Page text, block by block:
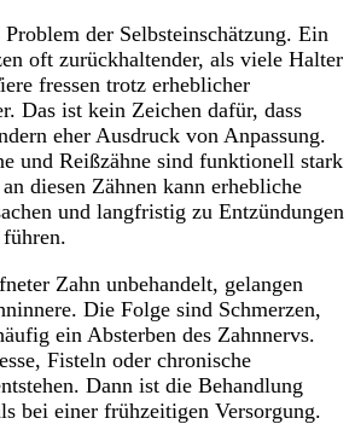
der Selbsteinschätzung. Ein
oft zurückhaltender, als viele Halter
fressen trotz erheblicher
Das ist kein Zeichen dafür, dass
eher Ausdruck von Anpassung.
und Reißzähne sind funktionell stark
diesen Zähnen kann erhebliche
und langfristig zu Entzündungen
Zahn unbehandelt, gelangen
Die Folge sind Schmerzen,
ein Absterben des Zahnnervs.
Fisteln oder chronische
Dann ist die Behandlung
bei einer frühzeitigen Versorgung.